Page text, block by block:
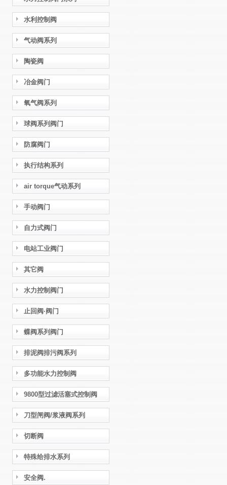
水利控制阀
气动阀系列
陶瓷阀
冶金阀门
氧气阀系列
球阀系列阀门
防腐阀门
执行结构系列
air torque气动系列
手动阀门
自力式阀门
电站工业阀门
其它阀
水力控制阀门
止回阀·阀门
蝶阀系列阀门
排泥阀排污阀系列
多功能水力控制阀
9800型过滤活塞式控制阀
刀型闸阀/浆液阀系列
切断阀
特殊给排水系列
安全阀.